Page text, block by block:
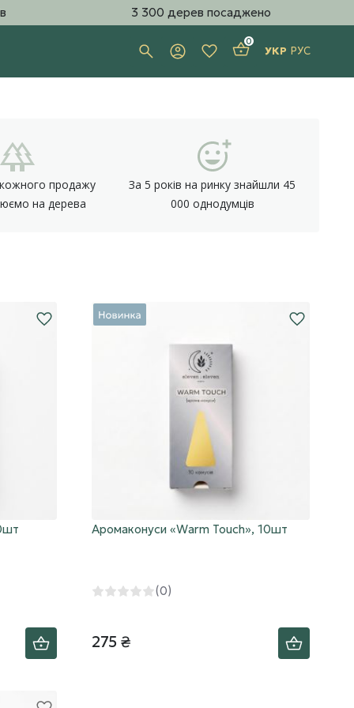
3 300 дерев посаджено
0
УКР РУС
продажу
на дерева
За 5 років на ринку знайшли 45
000 однодумців
Аромаконуси «Warm Touch», 10шт
(0)
275 ₴